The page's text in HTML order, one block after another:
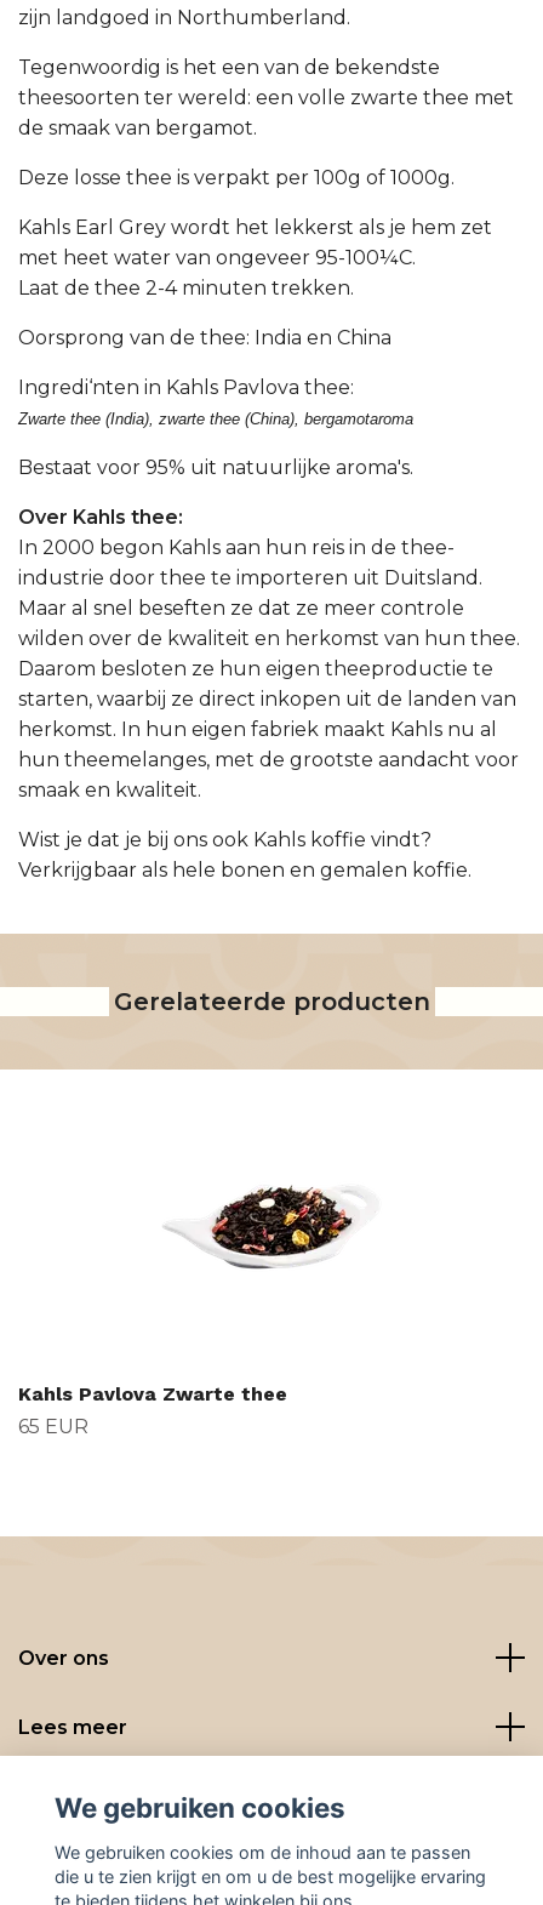
zijn landgoed in Northumberland.
Tegenwoordig is het een van de bekendste
theesoorten ter wereld: een volle zwarte thee met
de smaak van bergamot.
Deze losse thee is verpakt per 100g of 1000g.
Kahls Earl Grey wordt het lekkerst als je hem zet
met heet water van ongeveer 95-100¼C.
Laat de thee 2-4 minuten trekken.
Oorsprong van de thee: India en China
Ingredi‘nten in Kahls Pavlova thee:
Zwarte thee (India), zwarte thee (China), bergamotaroma
Bestaat voor 95% uit natuurlijke aroma's.
Over Kahls thee:
In 2000 begon Kahls aan hun reis in de thee-
industrie door thee te importeren uit Duitsland.
Maar al snel beseften ze dat ze meer controle
wilden over de kwaliteit en herkomst van hun thee.
Daarom besloten ze hun eigen theeproductie te
starten, waarbij ze direct inkopen uit de landen van
herkomst. In hun eigen fabriek maakt Kahls nu al
hun theemelanges, met de grootste aandacht voor
smaak en kwaliteit.
Wist je dat je bij ons ook Kahls koffie vindt?
Verkrijgbaar als hele bonen en gemalen koffie.
Gerelateerde producten
Kahls Pavlova Zwarte thee
65 EUR
Over ons
Lees meer
Social media
We gebruiken cookies
We gebruiken cookies om de inhoud aan te passen
die u te zien krijgt en om u de best mogelijke ervaring
te bieden tijdens het winkelen bij ons.